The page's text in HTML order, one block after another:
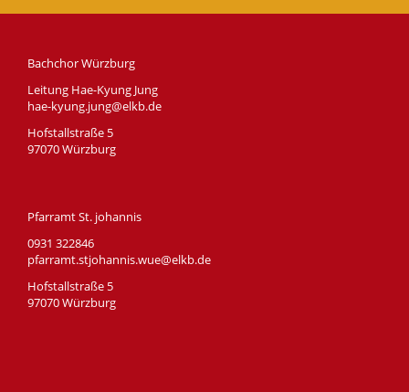
Bachchor Würzburg
Leitung Hae-Kyung Jung
hae-kyung.jung@elkb.de
Hofstallstraße 5
97070 Würzburg
Pfarramt St. johannis
0931 322846
pfarramt.stjohannis.wue@elkb.de
Hofstallstraße 5
97070 Würzburg